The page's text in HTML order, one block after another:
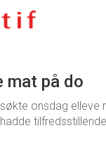
mat på do
onsdag elleve